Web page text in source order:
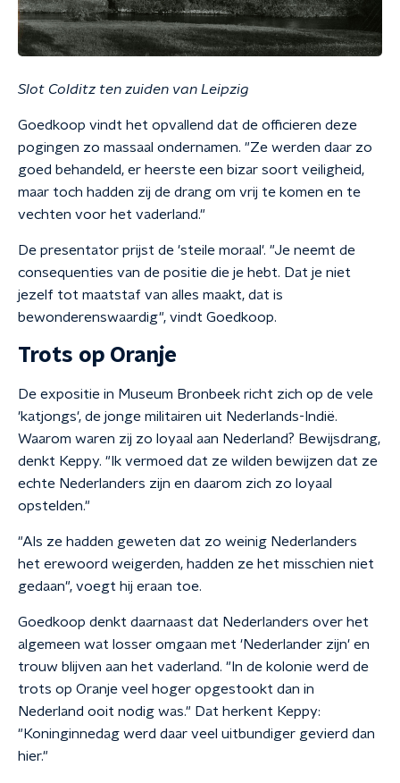
Slot Colditz ten zuiden van Leipzig
Goedkoop vindt het opvallend dat de officieren deze
pogingen zo massaal ondernamen. "Ze werden daar zo
goed behandeld, er heerste een bizar soort veiligheid,
maar toch hadden zij de drang om vrij te komen en te
vechten voor het vaderland."
De presentator prijst de 'steile moraal'. "Je neemt de
consequenties van de positie die je hebt. Dat je niet
jezelf tot maatstaf van alles maakt, dat is
bewonderenswaardig", vindt Goedkoop.
Trots op Oranje
De expositie in Museum Bronbeek richt zich op de vele
'katjongs', de jonge militairen uit Nederlands-Indië.
Waarom waren zij zo loyaal aan Nederland? Bewijsdrang,
denkt Keppy. "Ik vermoed dat ze wilden bewijzen dat ze
echte Nederlanders zijn en daarom zich zo loyaal
opstelden."
"Als ze hadden geweten dat zo weinig Nederlanders
het erewoord weigerden, hadden ze het misschien niet
gedaan", voegt hij eraan toe.
Goedkoop denkt daarnaast dat Nederlanders over het
algemeen wat losser omgaan met 'Nederlander zijn' en
trouw blijven aan het vaderland. "In de kolonie werd de
trots op Oranje veel hoger opgestookt dan in
Nederland ooit nodig was." Dat herkent Keppy:
"Koninginnedag werd daar veel uitbundiger gevierd dan
hier."